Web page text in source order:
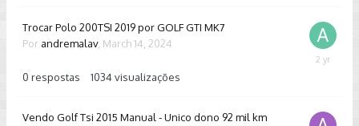
Trocar Polo 200TSI 2019 por GOLF GTI MK7
Por andremalav, March 14, 2024
0 respostas 1034 visualizações
March
Vendo Golf Tsi 2015 Manual - Unico dono 92 mil km